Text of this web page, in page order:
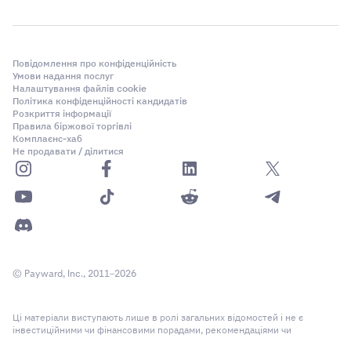
Повідомлення про конфіденційність
Умови надання послуг
Налаштування файлів cookie
Політика конфіденційності кандидатів
Розкриття інформації
Правила біржової торгівлі
Комплаєнс-хаб
Не продавати / ділитися
© Payward, Inc., 2011–2026
Ці матеріали виступають лише в ролі загальних відомостей і не є
інвестиційними чи фінансовими порадами, рекомендаціями чи